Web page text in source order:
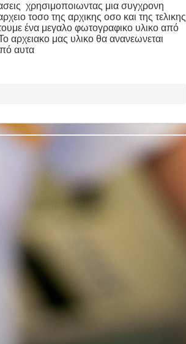
χρησιμοποιωντας μια συγχρονη
τοσο της αρχικης οσο και της τελικης
ένα μεγαλο φωτογραφικο υλικο από
αρχειακο μας υλικο θα ανανεωνεται
αυτα